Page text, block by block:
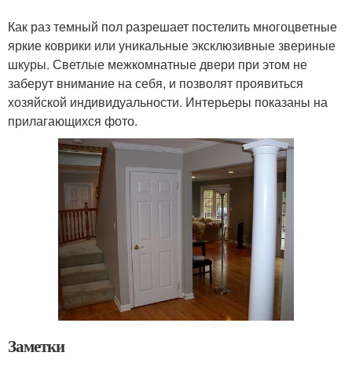
Как раз темный пол разрешает постелить многоцветные
яркие коврики или уникальные эксклюзивные звериные
шкуры. Светлые межкомнатные двери при этом не
заберут внимание на себя, и позволят проявиться
хозяйской индивидуальности. Интерьеры показаны на
прилагающихся фото.
Заметки